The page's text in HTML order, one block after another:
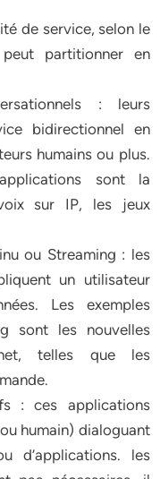
service, selon le
peut partitionner en
: leurs
bidirectionnel en
humains ou plus.
sont la
sur IP, les jeux
ou Streaming : les
un utilisateur
Les exemples
sont les nouvelles
telles que les
: ces applications
humain) dialoguant
d’applications. les